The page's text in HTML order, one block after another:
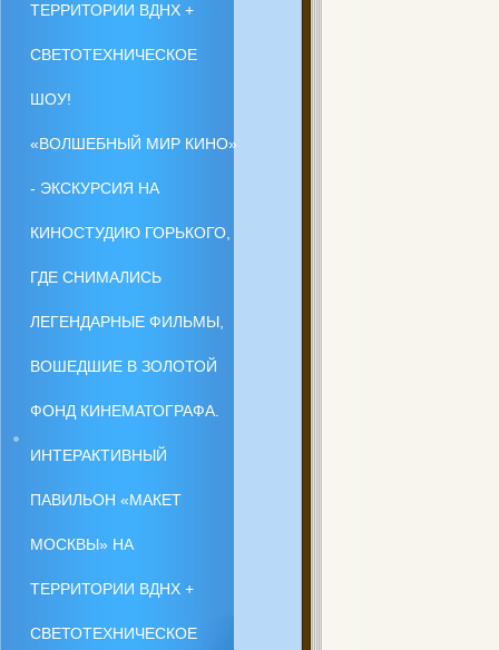
ТЕРРИТОРИИ ВДНХ +
СВЕТОТЕХНИЧЕСКОЕ
ШОУ!
«ВОЛШЕБНЫЙ МИР КИНО»
- ЭКСКУРСИЯ НА
КИНОСТУДИЮ ГОРЬКОГО,
ГДЕ СНИМАЛИСЬ
ЛЕГЕНДАРНЫЕ ФИЛЬМЫ,
ВОШЕДШИЕ В ЗОЛОТОЙ
ФОНД КИНЕМАТОГРАФА.
ИНТЕРАКТИВНЫЙ
ПАВИЛЬОН «МАКЕТ
МОСКВЫ» НА
ТЕРРИТОРИИ ВДНХ +
СВЕТОТЕХНИЧЕСКОЕ